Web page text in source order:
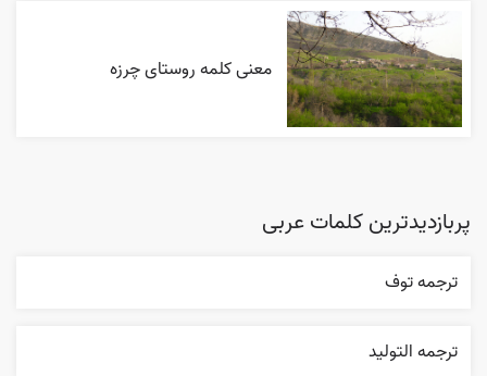
معنی کلمه روستای چرزه
پربازدیدترین کلمات عربی
ترجمه توف
ترجمه التوليد